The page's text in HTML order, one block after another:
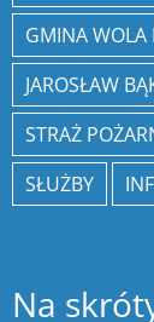
GMINA WOLA
JAROSŁAW
STRAŻ
SŁUŻBY
Na